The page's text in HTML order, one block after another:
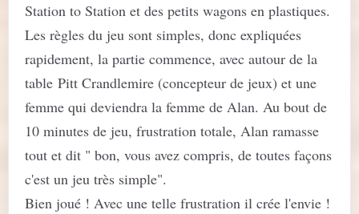
Station to Station et des petits wagons en plastiques.
Les règles du jeu sont simples, donc expliquées
rapidement, la partie commence, avec autour de la
table Pitt Crandlemire (concepteur de jeux) et une
femme qui deviendra la femme de Alan. Au bout de
10 minutes de jeu, frustration totale, Alan ramasse
tout et dit " bon, vous avez compris, de toutes façons
c'est un jeu très simple".
Bien joué ! Avec une telle frustration il crée l'envie !